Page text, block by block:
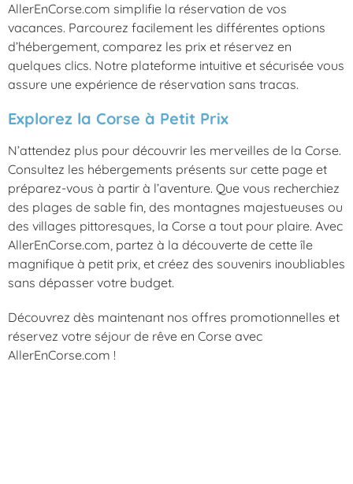
AllerEnCorse.com simplifie la réservation de vos
vacances. Parcourez facilement les différentes options
d’hébergement, comparez les prix et réservez en
quelques clics. Notre plateforme intuitive et sécurisée vous
assure une expérience de réservation sans tracas.
Explorez la Corse à Petit Prix
N’attendez plus pour découvrir les merveilles de la Corse.
Consultez les hébergements présents sur cette page et
préparez-vous à partir à l’aventure. Que vous recherchiez
des plages de sable fin, des montagnes majestueuses ou
des villages pittoresques, la Corse a tout pour plaire. Avec
AllerEnCorse.com, partez à la découverte de cette île
magnifique à petit prix, et créez des souvenirs inoubliables
sans dépasser votre budget.
Découvrez dès maintenant nos offres promotionnelles et
réservez votre séjour de rêve en Corse avec
AllerEnCorse.com !